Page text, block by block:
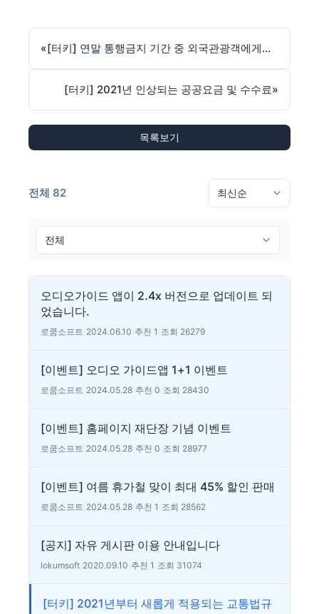
« [터키] 연말 통행금지 기간 중 외국관광객에게도 금지되는 장소들
[터키] 2021년 인상되는 공공요금 및 수수료»
목록보기
전체 82
오디오가이드 앱이 2.4x 버전으로 업데이트 되
었습니다.
로쿰소프트 2024.06.10 추천 1 조회 26279
[이벤트] 오디오 가이드앱 1+1 이벤트
로쿰소프트 2024.05.28 추천 0 조회 28430
[이벤트] 홈페이지 재단장 기념 이벤트
로쿰소프트 2024.05.28 추천 0 조회 28977
[이벤트] 여름 휴가철 맞이 최대 45% 할인 판매
로쿰소프트 2024.05.28 추천 1 조회 28562
[공지] 자유 게시판 이용 안내입니다
lokumsoft 2020.09.10 추천 1 조회 31074
[터키] 2021년부터 새롭게 적용되는 교통법규